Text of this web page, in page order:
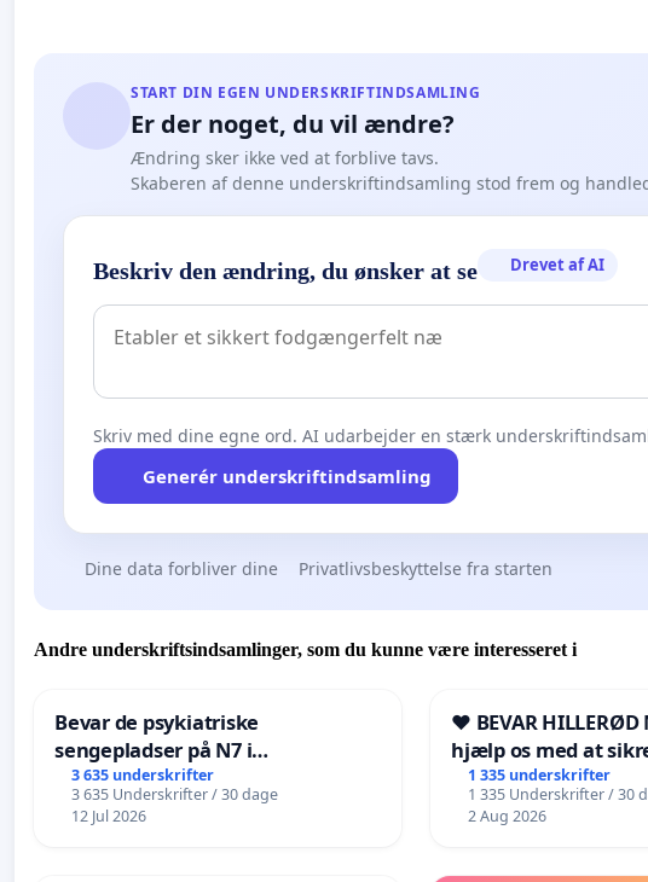
START DIN EGEN UNDERSKRIFTINDSAMLING
Er der noget, du vil ændre?
Ændring sker ikke ved at forblive tavs.
Skaberen af denne underskriftindsamling stod frem og
Beskriv den ændring, du ønsker at se Drevet af AI
Skriv med dine egne ord. AI udarbejder en stærk
Generér underskriftindsamling
Dine data forbliver dine Privatlivsbeskyttelse fra starten
Andre underskriftsindsamlinger, som du kunne være interesseret i
Bevar de psykiatriske
sengepladser på N7 i
Frederikshavn
3 635 underskrifter
3 635 Underskrifter / 30 dage
12 Jul 2026
❤️ BEVAR HILLERØD
hjælp os med at
fremtid ❤️
1 335 underskrifter
1 335 Underskrifter / 30
2 Aug 2026